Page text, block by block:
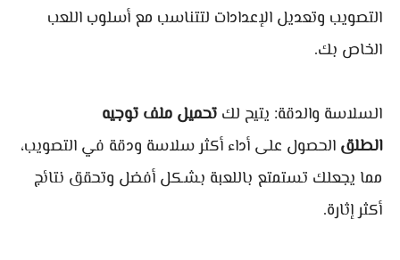
التصويب وتعديل الإعدادات لتتناسب مع أسلوب اللعب
الخاص بك.
السلاسة والدقة: يتيح لك تحميل ملف توجيه
الطلق الحصول على أداء أكثر سلاسة ودقة في التصويب،
مما يجعلك تستمتع باللعبة بشكل أفضل وتحقق نتائج
أكثر إثارة.